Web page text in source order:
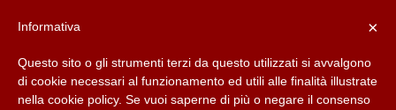
×
Informativa
Questo sito o gli strumenti terzi da questo utilizzati si avvalgono
di cookie necessari al funzionamento ed utili alle finalità illustrate
nella cookie policy. Se vuoi saperne di più o negare il consenso